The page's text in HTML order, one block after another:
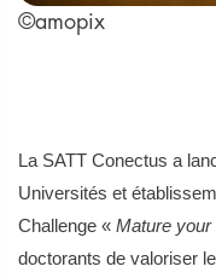
©amopix
La SATT Conectus a
Universités et
Challenge « Mature your
doctorants de valoriser